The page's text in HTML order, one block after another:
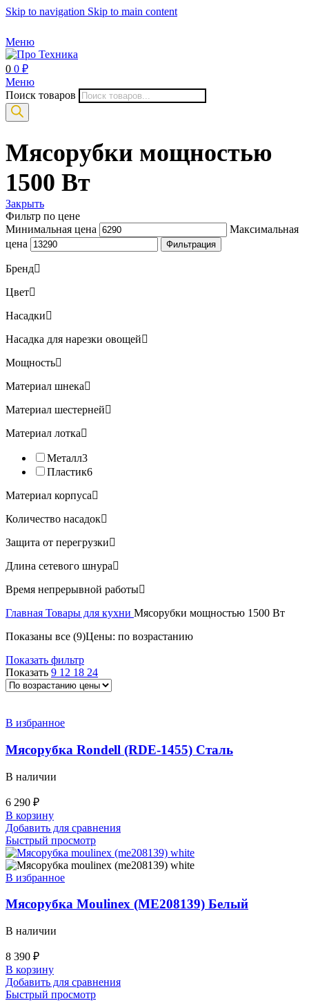
Skip to navigation Skip to main content
Меню
0 0 ₽
Меню
Поиск товаров
Мясорубки мощностью
1500 Вт
Закрыть
Фильтр по цене
Минимальная цена
Максимальная
цена
Фильтрация
Бренд
Цвет
Насадки
Насадка для нарезки овощей
Мощность
Материал шнека
Материал шестерней
Материал лотка
Металл3
Пластик6
Материал корпуса
Количество насадок
Защита от перегрузки
Длина сетевого шнура
Время непрерывной работы
Главная Товары для кухни Мясорубки мощностью 1500 Вт
Показаны все (9)Цены: по возрастанию
Показать фильтр
Показать 9 12 18 24
В избранное
Мясорубка Rondell (RDE-1455) Сталь
В наличии
6 290 ₽
В корзину
Добавить для сравнения
Быстрый просмотр
В избранное
Мясорубка Moulinex (ME208139) Белый
В наличии
8 390 ₽
В корзину
Добавить для сравнения
Быстрый просмотр